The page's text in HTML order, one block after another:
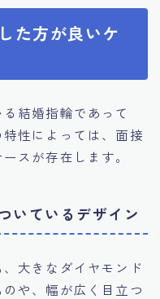
た方が良いケ
結婚指輪であって
性によっては、面接
スが存在します。
いているデザイン
大きなダイヤモンド
や、幅が広く目立つ